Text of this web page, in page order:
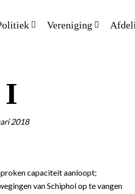
Vereniging
I
2018
capaciteit aanloopt;
van Schiphol op te vangen